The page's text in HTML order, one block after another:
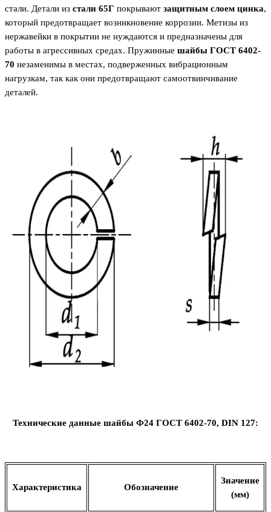
стали. Детали из стали 65Г покрывают защитным слоем цинка,
который предотвращает возникновение коррозии. Метизы из
нержавейки в покрытии не нуждаются и предназначены для
работы в агрессивных средах. Пружинные шайбы ГОСТ 6402-
70 незаменимы в местах, подверженных вибрационным
нагрузкам, так как они предотвращают самоотвинчивание
деталей.
Технические данные шайбы Ф24 ГОСТ 6402-70, DIN 127:
Характеристика Обозначение
Значение
(мм)